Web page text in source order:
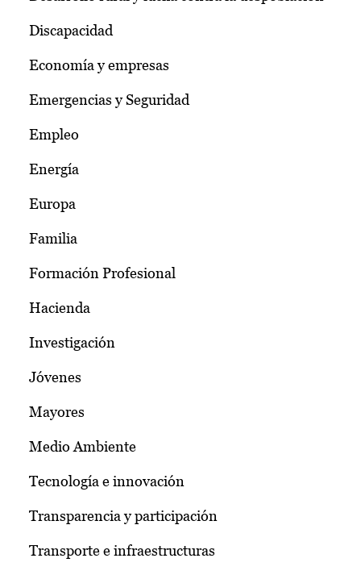
Discapacidad
Economía y empresas
Emergencias y Seguridad
Empleo
Energía
Europa
Familia
Formación Profesional
Hacienda
Investigación
Jóvenes
Mayores
Medio Ambiente
Tecnología e innovación
Transparencia y participación
Transporte e infraestructuras